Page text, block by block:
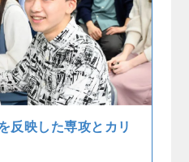
反映した専攻とカリ